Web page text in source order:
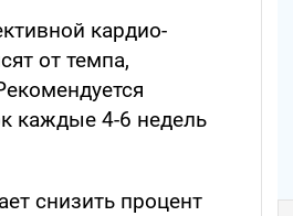
кардио-
от темпа,
каждые 4-6 недель
снизить процент